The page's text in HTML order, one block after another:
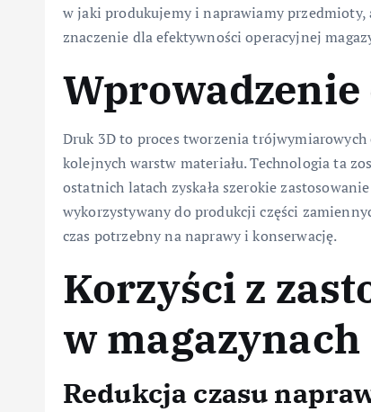
w jaki produkujemy i naprawiamy przedmioty,
znaczenie dla efektywności operacyjnej
Druk 3D to proces tworzenia
kolejnych warstw materiału. Technologia ta
ostatnich latach zyskała szerokie
wykorzystywany do produkcji części
czas potrzebny na naprawy i konserwację.
Korzyści z
w magazynach
Redukcja czasu